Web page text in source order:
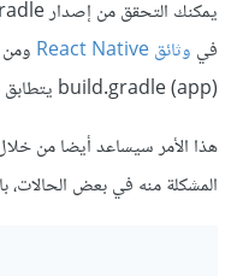
في وثائق React Native
build.gradle (app) يتطابق مع الإصدار المثبت على جهازك.
المشكلة منه في بعض الحالات،